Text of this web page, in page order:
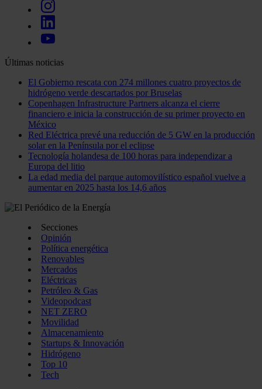
Últimas noticias
El Gobierno rescata con 274 millones cuatro proyectos de
hidrógeno verde descartados por Bruselas
Copenhagen Infrastructure Partners alcanza el cierre
financiero e inicia la construcción de su primer proyecto en
México
Red Eléctrica prevé una reducción de 5 GW en la producción
solar en la Península por el eclipse
Tecnología holandesa de 100 horas para independizar a
Europa del litio
La edad media del parque automovilístico español vuelve a
aumentar en 2025 hasta los 14,6 años
Secciones
Opinión
Política energética
Renovables
Mercados
Eléctricas
Petróleo & Gas
Videopodcast
NET ZERO
Movilidad
Almacenamiento
Startups & Innovación
Hidrógeno
Top 10
Tech